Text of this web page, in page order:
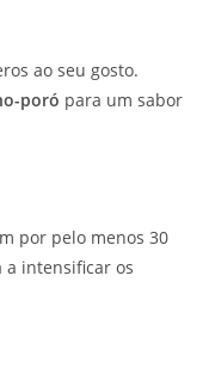
ao seu gosto.
poró para um sabor
por pelo menos 30
a intensificar os